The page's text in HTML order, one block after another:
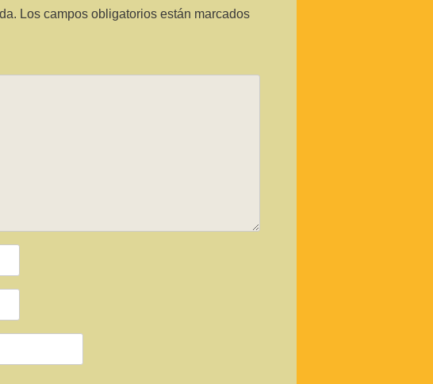
Los campos obligatorios están marcados